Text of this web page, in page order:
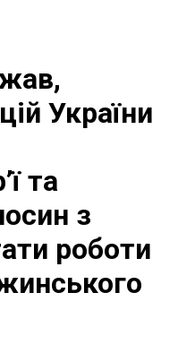
України
та
з
роботи